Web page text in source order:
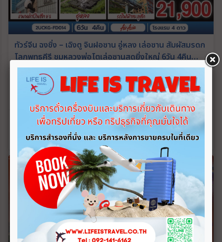
ทัวร์จีน ฉงชิ่ง – เฉิงตู จินฝอซาน อู่หลง เล่อซาน สัมผัสมรดก
โลกพุทธคีรี ชมหลวงพ่อโตเล่อซานสุดยิ่งใหญ่ 6วัน 4คืน
(FD)
CN_FD00335
6วัน 4คืน
04 ก.ย. 69 - 05 ม.ค. 70
เริ่มต้น
21,900
บาท/ท่าน